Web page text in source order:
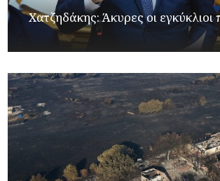
Xατζηδάκης: Άκυρες οι εγκύκλιοι